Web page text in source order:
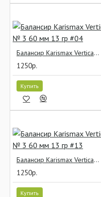
Балансир Karismax Vertical Jigger № 3 60 мм 13 гр #04
1250р.
Купить
Балансир Karismax Vertical Jigger № 3 60 мм 13 гр #13
1250р.
Купить